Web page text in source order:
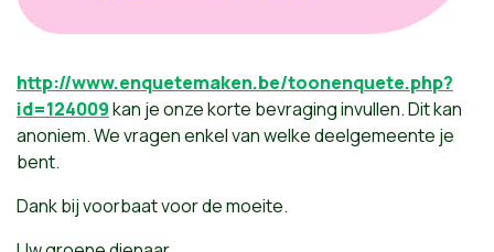
http://www.enquetemaken.be/toonenquete.php?
id=124009kan je onze korte bevraging invullen. Dit kan
anoniem. We vragen enkel van welke deelgemeente je
bent.
Dank bij voorbaat voor de moeite.